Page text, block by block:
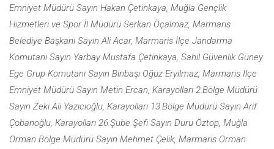
Emniyet Müdürü Sayın Hakan Çetinkaya, Muğla Gençlik
Hizmetleri ve Spor İl Müdürü Serkan Öçalmaz, Marmaris
Belediye Başkanı Sayın Ali Acar, Marmaris İlçe Jandarma
Komutanı Sayın Yarbay Mustafa Çetinkaya, Sahil Güvenlik Güney
Ege Grup Komutanı Sayın Binbaşı Oğuz Eryılmaz, Marmaris İlçe
Emniyet Müdürü Sayın Metin Ercan, Karayolları 2.Bölge Müdürü
Sayın Zeki Ali Yazıcıoğlu, Karayolları 13.Bölge Müdürü Sayın Arif
Çobanoğlu, Karayolları 26.Şube Şefi Sayın Duru Öztop, Muğla
Orman Bölge Müdürü Sayın Mehmet Çelik, Marmaris Orman